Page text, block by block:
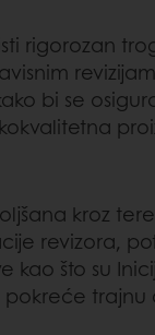
rigorozan
bi se
kroz
revizora,
kao što su
pokreće trajnu